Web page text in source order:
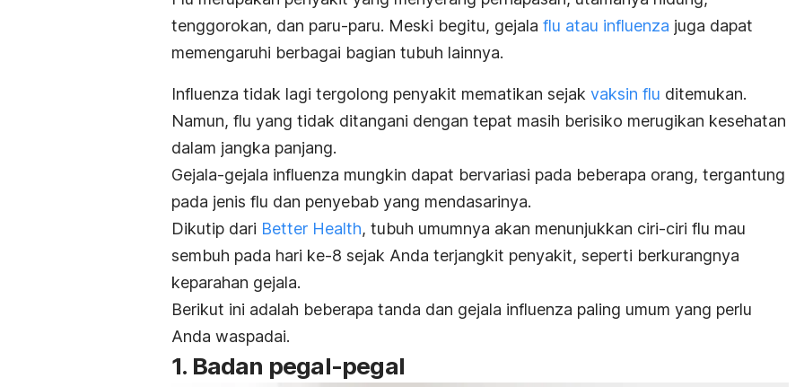
tenggorokan, dan paru-paru. Meski begitu, gejala flu atau influenza juga dapat
memengaruhi berbagai bagian tubuh lainnya.
Influenza tidak lagi tergolong penyakit mematikan sejak vaksin flu ditemukan.
Namun, flu yang tidak ditangani dengan tepat masih berisiko merugikan kesehatan
dalam jangka panjang.
Gejala-gejala influenza mungkin dapat bervariasi pada beberapa orang, tergantung
pada jenis flu dan penyebab yang mendasarinya.
Dikutip dari Better Health, tubuh umumnya akan menunjukkan ciri-ciri flu mau
sembuh pada hari ke-8 sejak Anda terjangkit penyakit, seperti berkurangnya
keparahan gejala.
Berikut ini adalah beberapa tanda dan gejala influenza paling umum yang perlu
Anda waspadai.
1. Badan pegal-pegal